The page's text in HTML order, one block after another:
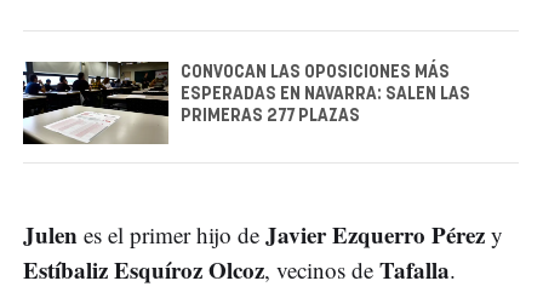
CONVOCAN LAS OPOSICIONES MÁS
ESPERADAS EN NAVARRA: SALEN LAS
PRIMERAS 277 PLAZAS
Julen es el primer hijo de Javier Ezquerro Pérez y
Estíbaliz Esquíroz Olcoz, vecinos de Tafalla.